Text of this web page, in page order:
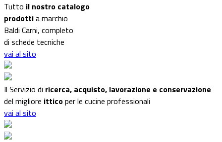
Tutto il nostro catalogo
prodottia marchio
Baldi Carni, completo
di schede tecniche
vai al sito
Il Servizio di ricerca, acquisto, lavorazione e conservazione
del migliore itticoper le cucine professionali
vai al sito